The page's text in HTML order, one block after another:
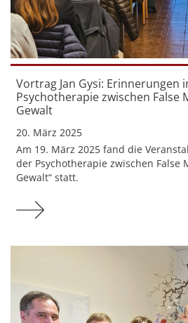
Vortrag Jan Gysi: Erinnerungen
Psychotherapie zwischen False
Gewalt
20. März 2025
Am 19. März 2025 fand die
der Psychotherapie zwischen False
Gewalt“ statt.